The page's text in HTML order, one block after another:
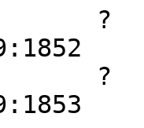
?
?